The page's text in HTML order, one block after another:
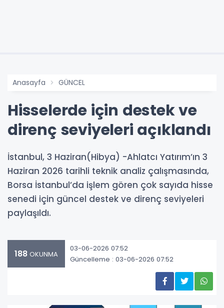
Anasayfa GÜNCEL
Hisselerde için destek ve
direnç seviyeleri açıklandı
İstanbul, 3 Haziran(Hibya) -Ahlatcı Yatırım’ın 3
Haziran 2026 tarihli teknik analiz çalışmasında,
Borsa İstanbul’da işlem gören çok sayıda hisse
senedi için güncel destek ve direnç seviyeleri
paylaşıldı.
188 OKUNMA
03-06-2026 07:52
Güncelleme : 03-06-2026 07:52